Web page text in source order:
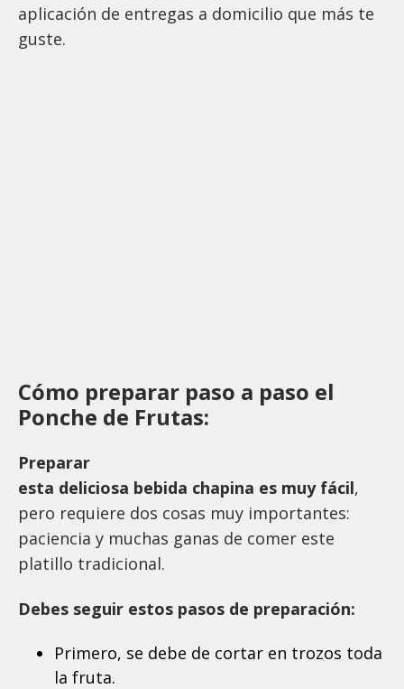
aplicación de entregas a domicilio que más te
guste.
Cómo preparar paso a paso el
Ponche de Frutas:
Preparar
esta deliciosa bebida chapina es muy fácil,
pero requiere dos cosas muy importantes:
paciencia y muchas ganas de comer este
platillo tradicional.
Debes seguir estos pasos de preparación:
Primero, se debe de cortar en trozos toda
la fruta.